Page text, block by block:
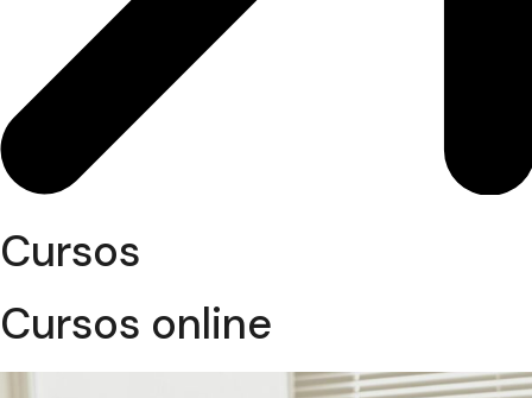
Cursos
Cursos online